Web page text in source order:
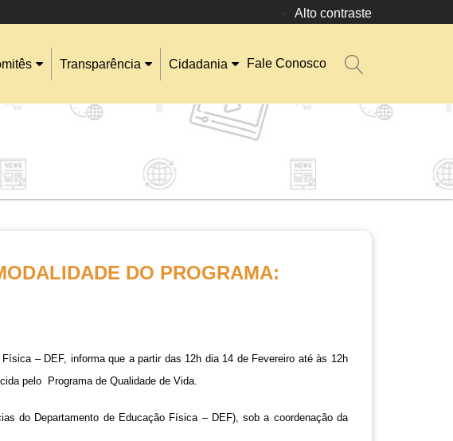
Alto contraste
Transparência Cidadania Fale Conosco
DO PROGRAMA:
– DEF, informa que a partir das 12h dia 14 de Fevereiro até às 12h
pelo  Programa de Qualidade de Vida.
do Departamento de Educação Física – DEF), sob a coordenação da